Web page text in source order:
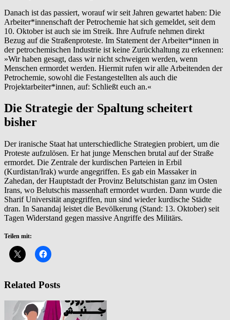
Danach ist das passiert, worauf wir seit Jahren gewartet haben: Die
Arbeiter*innenschaft der Petrochemie hat sich gemeldet, seit dem
10. Oktober ist auch sie im Streik. Ihre Aufrufe nehmen direkt
Bezug auf die Straßenproteste. Im Statement der Arbeiter*innen in
der petrochemischen Industrie ist keine Zurückhaltung zu erkennen:
»Wir haben gesagt, dass wir nicht schweigen werden, wenn
Menschen ermordet werden. Hiermit rufen wir alle Arbeitenden der
Petrochemie, sowohl die Festangestellten als auch die
Projektarbeiter*innen, auf: Schließt euch an.«
Die Strategie der Spaltung scheitert
bisher
Der iranische Staat hat unterschiedliche Strategien probiert, um die
Proteste aufzulösen. Er hat junge Menschen brutal auf der Straße
ermordet. Die Zentrale der kurdischen Parteien in Erbil
(Kurdistan/Irak) wurde angegriffen. Es gab ein Massaker in
Zahedan, der Hauptstadt der Provinz Belutschistan ganz im Osten
Irans, wo Belutschis massenhaft ermordet wurden. Dann wurde die
Sharif Universität angegriffen, nun sind wieder kurdische Städte
dran. In Sanandaj leistet die Bevölkerung (Stand: 13. Oktober) seit
Tagen Widerstand gegen massive Angriffe des Militärs.
Teilen mit:
Related Posts